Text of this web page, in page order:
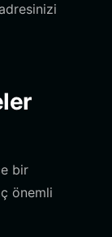
bir
önemli